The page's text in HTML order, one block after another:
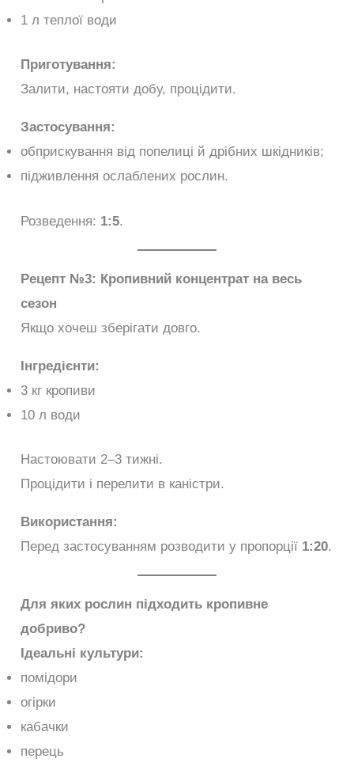
1 л теплої води
Приготування:
Залити, настояти добу, процідити.
Застосування:
обприскування від попелиці й дрібних шкідників;
підживлення ослаблених рослин.
Розведення: 1:5.
Рецепт №3: Кропивний концентрат на весь
сезон
Якщо хочеш зберігати довго.
Інгредієнти:
3 кг кропиви
10 л води
Настоювати 2–3 тижні.
Процідити і перелити в каністри.
Використання:
Перед застосуванням розводити у пропорції 1:20.
Для яких рослин підходить кропивне
добриво?
Ідеальні культури:
помідори
огірки
кабачки
перець